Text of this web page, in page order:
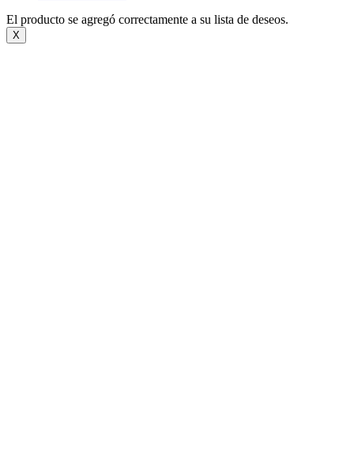
El producto se agregó correctamente a su lista de deseos.
X